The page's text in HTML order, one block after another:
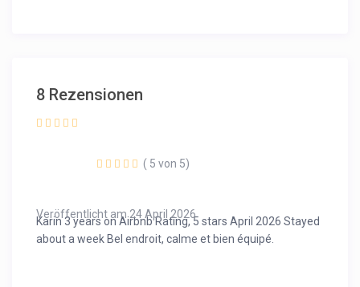
8 Rezensionen
Veröffentlicht am 24 April 2026
( 5 von 5)
Karin 3 years on Airbnb Rating, 5 stars April 2026 Stayed
about a week Bel endroit, calme et bien équipé.